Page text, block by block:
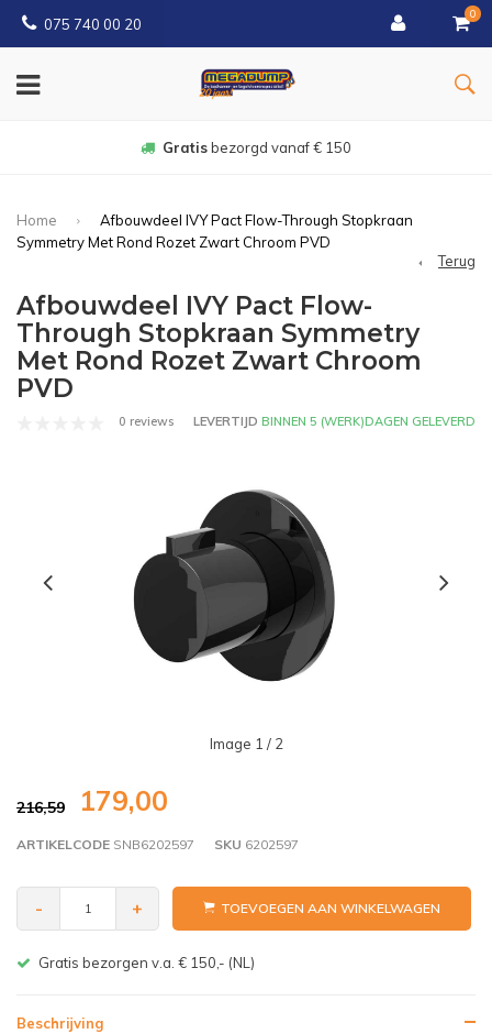
075 740 00 20
0
14 dagenbedenktijd
Home
Afbouwdeel IVY Pact Flow-Through Stopkraan
Symmetry Met Rond Rozet Zwart Chroom PVD
Terug
Afbouwdeel IVY Pact Flow-
Through Stopkraan Symmetry
Met Rond Rozet Zwart Chroom
PVD
0 reviews LEVERTIJD BINNEN 5 (WERK)DAGEN GELEVERD
Image 1 / 2
216,59 179,00
ARTIKELCODE SNB6202597 SKU 6202597
- + TOEVOEGEN AAN WINKELWAGEN
Niet goed? Geld terug!
Beschrijving